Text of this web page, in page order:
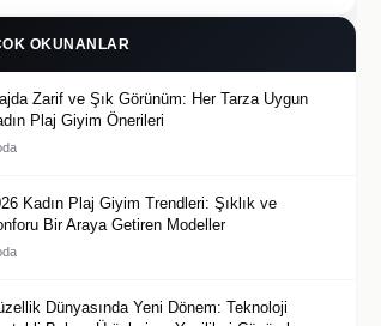
OKUNANLAR
Zarif ve Şık Görünüm: Her Tarza Uygun
Plaj Giyim Önerileri
Kadın Plaj Giyim Trendleri: Şıklık ve
Bir Araya Getiren Modeller
Dünyasında Yeni Dönem: Teknoloji